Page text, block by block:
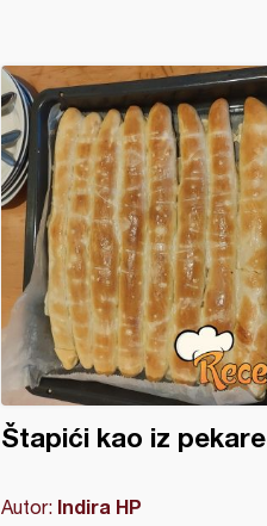
Štapići kao iz pekare
Autor: Indira HP